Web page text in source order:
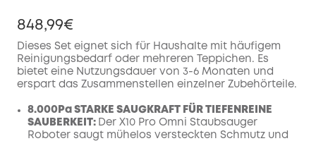
848,99€
Dieses Set eignet sich für Haushalte mit häufigem
Reinigungsbedarf oder mehreren Teppichen. Es
bietet eine Nutzungsdauer von 3-6 Monaten und
erspart das Zusammenstellen einzelner Zubehörteile.
8.000Pa STARKE SAUGKRAFT FÜR TIEFENREINE
SAUBERKEIT: Der X10 Pro Omni Staubsauger
Roboter saugt mühelos versteckten Schmutz und